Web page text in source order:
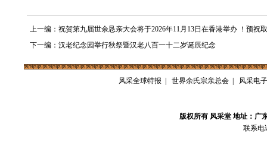
上一编：祝贺第九届世余恳亲大会将于2026年11月13日在香港举办 ！预祝
下一编：汉老纪念园举行秋祭暨汉老八百一十二岁诞辰纪念
风采全球特报 世界余氏宗亲总会 风采电
版权所有 风采堂 地址：广
联系电